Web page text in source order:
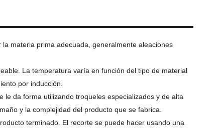
materia prima adecuada, generalmente aleaciones
La temperatura varía en función del tipo de material
por inducción.
da forma utilizando troqueles especializados y de alta
y la complejidad del producto que se fabrica.
terminado. El recorte se puede hacer usando una